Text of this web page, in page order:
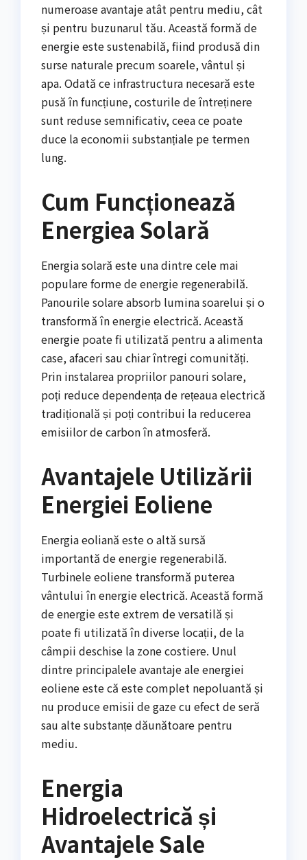
numeroase avantaje atât pentru mediu, cât
și pentru buzunarul tău. Această formă de
energie este sustenabilă, fiind produsă din
surse naturale precum soarele, vântul și
apa. Odată ce infrastructura necesară este
pusă în funcțiune, costurile de întreținere
sunt reduse semnificativ, ceea ce poate
duce la economii substanțiale pe termen
lung.
Cum Funcționează
Energiea Solară
Energia solară este una dintre cele mai
populare forme de energie regenerabilă.
Panourile solare absorb lumina soarelui și o
transformă în energie electrică. Această
energie poate fi utilizată pentru a alimenta
case, afaceri sau chiar întregi comunități.
Prin instalarea propriilor panouri solare,
poți reduce dependența de rețeaua electrică
tradițională și poți contribui la reducerea
emisiilor de carbon în atmosferă.
Avantajele Utilizării
Energiei Eoliene
Energia eoliană este o altă sursă
importantă de energie regenerabilă.
Turbinele eoliene transformă puterea
vântului în energie electrică. Această formă
de energie este extrem de versatilă și
poate fi utilizată în diverse locații, de la
câmpii deschise la zone costiere. Unul
dintre principalele avantaje ale energiei
eoliene este că este complet nepoluantă și
nu produce emisii de gaze cu efect de seră
sau alte substanțe dăunătoare pentru
mediu.
Energia
Hidroelectrică și
Avantajele Sale